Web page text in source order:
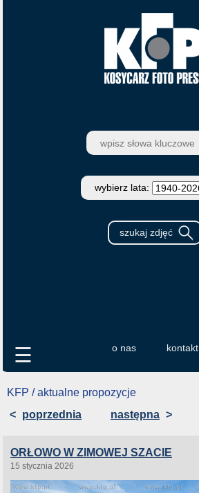
wybierz lata:
o nas kontakt
☰
KFP / aktualne propozycje
< poprzednia następna >
ORŁOWO W ZIMOWEJ SZACIE
15 stycznia 2026